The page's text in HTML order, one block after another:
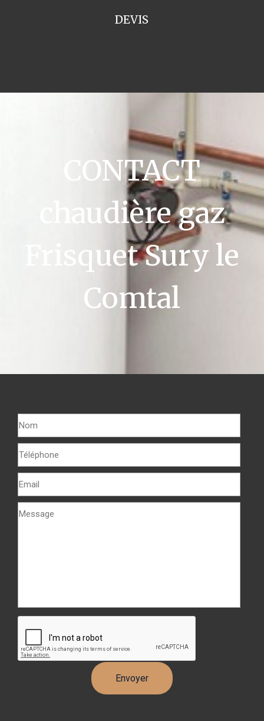
DEVIS
CONTACT
chaudière gaz
Frisquet Sury le
Comtal